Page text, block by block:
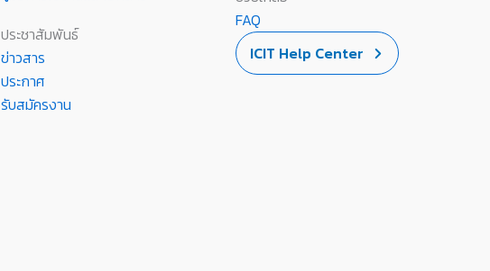
ประชาสัมพันธ์
ข่าวสาร
ประกาศ
รับสมัครงาน
FAQ
ICIT Help Center